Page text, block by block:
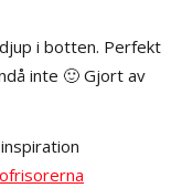
i botten. Perfekt
inte 🙂 Gjort av